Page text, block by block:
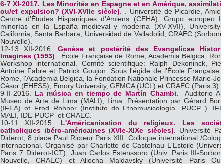
6-7 XI-2017. Les Minorités en Espagne et en Amérique,
ou/et expulsion? (XVI-XVIIe siècle). . Université de Picardie,
Centre d’Études Hispaniques d’Amiens (CEHA), Grupo europeo
minorías en la España medieval y moderna (XV-XVII),
California, Santa Barbara, Universidad de Valladolid, CRAEC
Nouvelle).
12-13 XII-2016.Genèse et postérité des Evangelicae
Imagines (1593). École Française de Rome, Academia Belgica,
Workshop international. Comité scientifique: Ralph Dekoninck,
Antoine Fabre et Patrick Goujon. Sous l'égide de l'École Française
Rome, l'Academia Belgica, la Fondation Nationale Princesse Marie-
Césor (EHESS), Emory University, GEMCA (UCL) et CRAEC (Paris 3).
9-II-2016.
La música en tiempo de Martín Chambi. Auditorio
Museo de Arte de Lima (MALI), Lima. Présentation par Gérard
(IFEA) et Fred Rohner (Instituto de Etnomusicología- PUCP ).
MALI, IDE-PUCP et CRAEC.
10-11 XII-2015.
L'Américanisation du religieux. Les
catholiques ibéro-américaines (XVIe-XIXe siècles). Université
Diderot, 8 place Paul Ricœur Paris XIII. Colloque international /
internacional. Organisé par Charlotte de Castelnau L'Estoile
Paris 7 Diderot-ICT), Juan Carlos Estenssoro (Univ. Paris III-
Nouvelle, CRAEC) et Aliocha Maldavsky (Université Paris